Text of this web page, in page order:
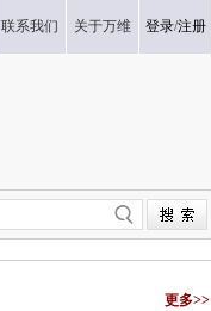
联系我们 关于万维 登录/注册
更多>>